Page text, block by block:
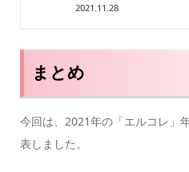
2021.11.28
まとめ
今回は、2021年の「エルコレ」
表しました。